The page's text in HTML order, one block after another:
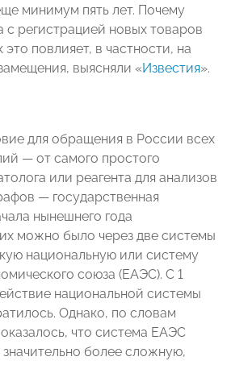
минимум пять лет. Почему
с регистрацией новых товаров
повлияет, в частности, на
выясняли «Известия».
для обращения в России всех
— от самого простого
или реагента для анализов
— государственная
нынешнего года
можно было через две системы
национальную или систему
союза (ЕАЭС). С 1
национальной системы
Однако, по словам
что система ЕАЭС
более сложную,